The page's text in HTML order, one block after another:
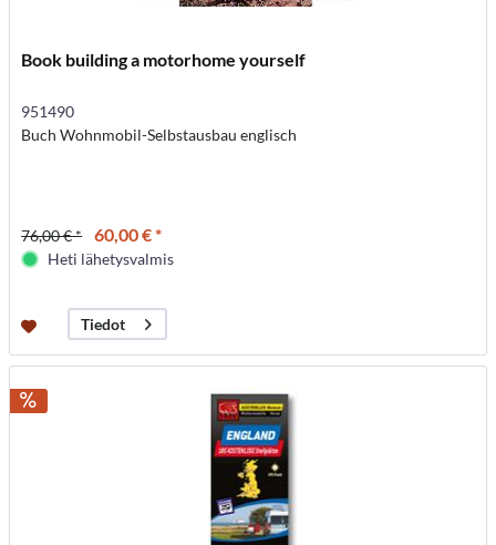
Book building a motorhome yourself
951490
Buch Wohnmobil-Selbstausbau englisch
76,00 € * 60,00 € *
Heti lähetysvalmis
Tiedot